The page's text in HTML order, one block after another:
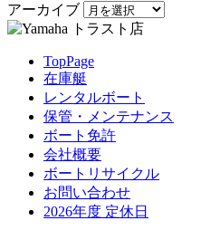
アーカイブ
TopPage
在庫艇
レンタルボート
保管・メンテナンス
ボート免許
会社概要
ボートリサイクル
お問い合わせ
2026年度 定休日